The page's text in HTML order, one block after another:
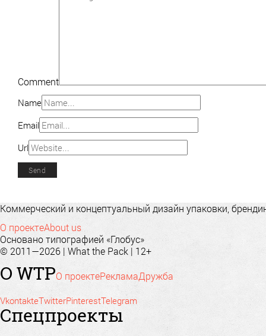
Comment
Name
Email
Url
Коммерческий и концептуальный дизайн упаковки,
О проектеAbout us
Основано типографией «Глобус»
© 2011—2026 | What the Pack | 12+
О WTPО проектеРекламаДружба
VkontakteTwitterPinterestTelegram
Спецпроекты